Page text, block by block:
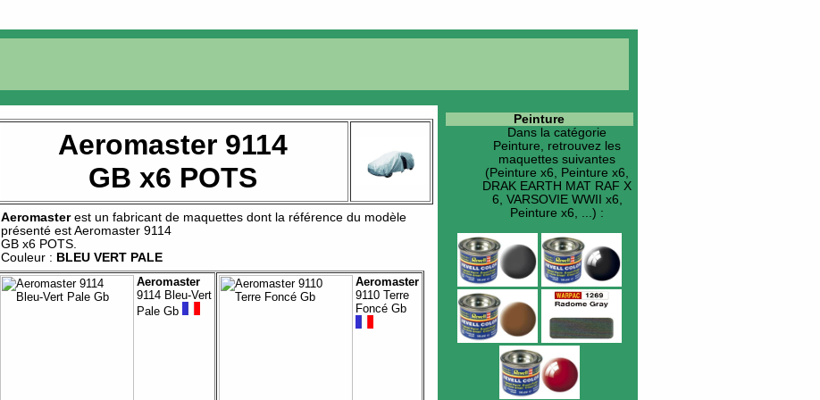
Aeromaster 9114
GB x6 POTS
Aeromasterest un fabricant de maquettes dont la référence du modèle
présenté estAeromaster 9114
GB x6 POTS
Couleur : BLEU VERT PALE
Aeromaster
9114 Bleu-Vert
Pale Gb
Aeromaster
9110 Terre
Foncé Gb
Peinture
Dans la catégorie
Peinture, retrouvez les
maquettes suivantes
(Peinture x6, Peinture x6,
DRAK EARTH MAT RAF X
6, VARSOVIE WWII x6,
Peinture x6, ...) :